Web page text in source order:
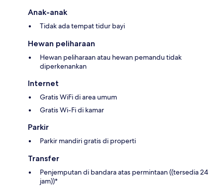
Anak-anak
Tidak ada tempat tidur bayi
Hewan peliharaan
Hewan peliharaan atau hewan pemandu tidak
diperkenankan
Internet
Gratis WiFi di area umum
Gratis Wi-Fi di kamar
Parkir
Parkir mandiri gratis di properti
Transfer
Penjemputan di bandara atas permintaan ((tersedia 24
jam))*